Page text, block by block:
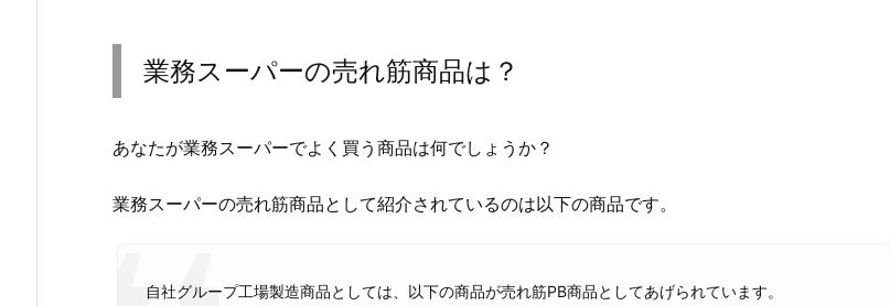
業務スーパーの売れ筋商品は？
あなたが業務スーパーでよく買う商品は何でしょうか？
業務スーパーの売れ筋商品として紹介されているのは以下の商品です。
自社グループ工場製造商品としては、以下の商品が売れ筋PB商品としてあげられています。